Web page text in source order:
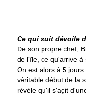
Ce qui suit dévoile
De son propre chef,
de l'île, ce qu'arrive à
On est alors à 5 jours
véritable début de la
révèle qu'il s'agit